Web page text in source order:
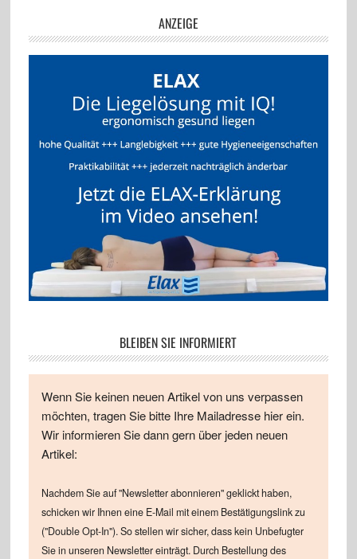
ANZEIGE
BLEIBEN SIE INFORMIERT
Wenn Sie keinen neuen Artikel von uns verpassen
möchten, tragen Sie bitte Ihre Mailadresse hier ein.
Wir informieren Sie dann gern über jeden neuen
Artikel:
Nachdem Sie auf "Newsletter abonnieren" geklickt haben,
schicken wir Ihnen eine E-Mail mit einem Bestätigungslink zu
("Double Opt-In"). So stellen wir sicher, dass kein Unbefugter
Sie in unseren Newsletter einträgt. Durch Bestellung des